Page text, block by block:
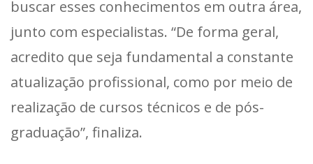
buscar esses conhecimentos em outra área,
junto com especialistas. “De forma geral,
acredito que seja fundamental a constante
atualização profissional, como por meio de
realização de cursos técnicos e de pós-
graduação”, finaliza.